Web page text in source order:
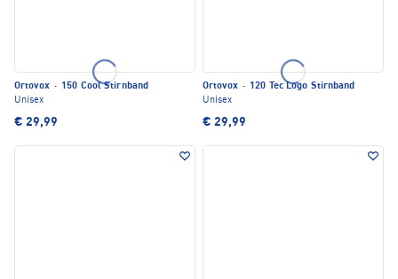
Ortovox · 150 Cool Stirnband
Unisex
€ 29,99
Ortovox · 120 Tec Logo Stirnband
Unisex
€ 29,99